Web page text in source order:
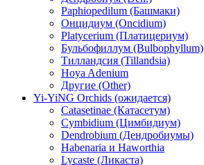
Paphiopedilum (Башмаки)
Онцидиум (Oncidium)
Platycerium (Платицериум)
Бульбофиллум (Bulbophyllum)
Тилландсия (Tillandsia)
Hoya Adenium
Другие (Other)
Yi-YiNG Orchids (ожидается)
Catasetinae (Катасетум)
Cymbidium (Цимбидиум)
Dendrobium (Дендробиумы)
Habenaria и Haworthia
Lycaste (Ликаста)